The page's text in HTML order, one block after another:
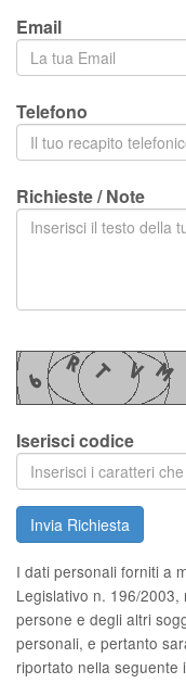
Email
Telefono
Richieste / Note
Iserisci codice
Invia Richiesta
I dati personali forniti a
Legislativo n. 196/
persone e degli altri
personali, e pertanto
riportato nella seguente